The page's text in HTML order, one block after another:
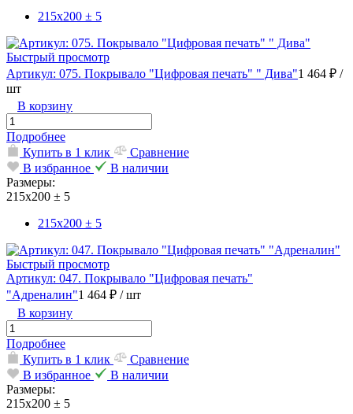
215х200 ± 5
Быстрый просмотр
Артикул: 075. Покрывало "Цифровая печать" " Дива"1 464 ₽ /
шт
В корзину
Подробнее
Купить в 1 клик
Сравнение
В избранное
В наличии
Размеры:
215х200 ± 5
215х200 ± 5
Быстрый просмотр
Артикул: 047. Покрывало "Цифровая печать"
"Адреналин"1 464 ₽ / шт
В корзину
Подробнее
Купить в 1 клик
Сравнение
В избранное
В наличии
Размеры:
215х200 ± 5